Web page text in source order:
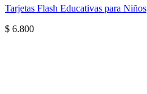
Tarjetas Flash Educativas para Niños
$ 6.800